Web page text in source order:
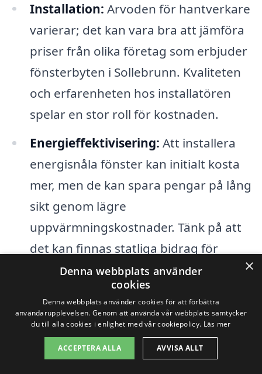
Installation: Arvoden för hantverkare
varierar; det kan vara bra att jämföra
priser från olika företag som erbjuder
fönsterbyten i Sollebrunn. Kvaliteten
och erfarenheten hos installatören
spelar en stor roll för kostnaden.
Energieffektivisering: Att installera
energisnåla fönster kan initialt kosta
mer, men de kan spara pengar på lång
sikt genom lägre
uppvärmningskostnader. Tänk på att
det kan finnas statliga bidrag för
dessa investeringar.
Genom att ha en klar förståelse för
ovanstående faktorer kan du bättre
förbereda dig för vad det kan kosta att
×
Denna webbplats använder
cookies
Denna webbplats använder cookies för att förbättra
användarupplevelsen. Genom att använda vår webbplats samtycker
du till alla cookies i enlighet med vår cookiepolicy. Läs mer
ACCEPTERA ALLA AVVISA ALLT